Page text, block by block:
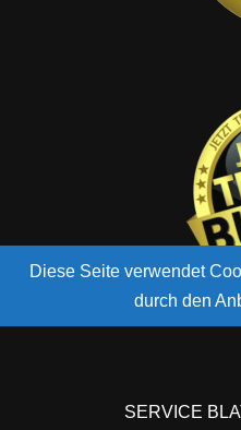
SERVICE
Diese Seite verwendet
durch den